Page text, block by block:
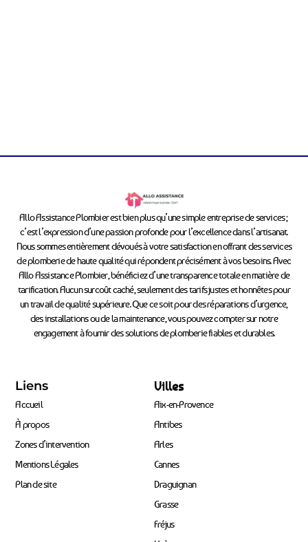
Allo Assistance Plombier est bien plus qu’une simple entreprise de services ;
c’est l’expression d’une passion profonde pour l’excellence dans l’artisanat.
Nous sommes entièrement dévoués à votre satisfaction en offrant des services
de plomberie de haute qualité qui répondent précisément à vos besoins. Avec
Allo Assistance Plombier, bénéficiez d’une transparence totale en matière de
tarification. Aucun surcoût caché, seulement des tarifs justes et honnêtes pour
un travail de qualité supérieure. Que ce soit pour des réparations d’urgence,
des installations ou de la maintenance, vous pouvez compter sur notre
engagement à fournir des solutions de plomberie fiables et durables.
Liens
Accueil
À propos
Zones d’intervention
Mentions Légales
Plan de site
Villes
Aix-en-Provence
Antibes
Arles
Cannes
Draguignan
Grasse
Fréjus